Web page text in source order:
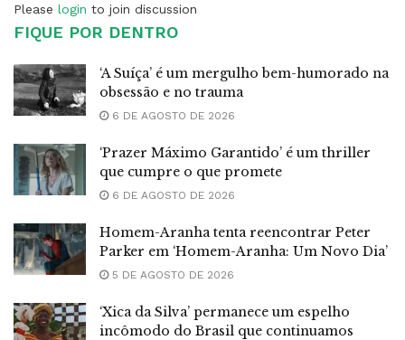
Please login to join discussion
FIQUE POR DENTRO
‘A Suíça’ é um mergulho bem-humorado na
obsessão e no trauma
6 DE AGOSTO DE 2026
‘Prazer Máximo Garantido’ é um thriller
que cumpre o que promete
6 DE AGOSTO DE 2026
Homem-Aranha tenta reencontrar Peter
Parker em ‘Homem-Aranha: Um Novo Dia’
5 DE AGOSTO DE 2026
‘Xica da Silva’ permanece um espelho
incômodo do Brasil que continuamos